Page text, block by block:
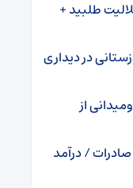
طلبید +
در دیداری
از
/ درآمد